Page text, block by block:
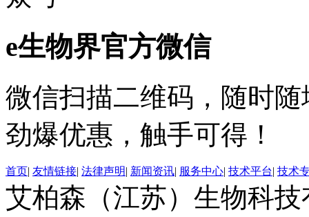
e生物界官方微信
微信扫描二维码，随时
劲爆优惠，触手可得！
首页| 友情链接| 法律声明| 新闻资讯| 服务中心| 技术平台| 技术
艾柏森（江苏）生物科技